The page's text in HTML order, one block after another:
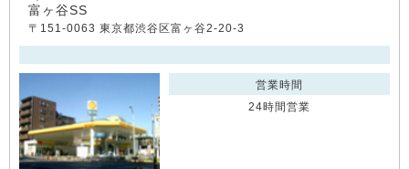
富ヶ谷SS
〒151-0063 東京都渋谷区富ヶ谷2-20-3
営業時間
24時間営業